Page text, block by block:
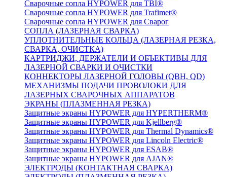
Сварочные сопла HYPOWER для TBI®
Сварочные сопла HYPOWER для Trafimet®
Сварочные сопла HYPOWER для Сварог
СОПЛА (ЛАЗЕРНАЯ СВАРКА)
УПЛОТНИТЕЛЬНЫЕ КОЛЬЦА (ЛАЗЕРНАЯ РЕЗКА,
СВАРКА, ОЧИСТКА)
КАРТРИДЖИ, ДЕРЖАТЕЛИ И ОБЪЕКТИВЫ ДЛЯ
ЛАЗЕРНОЙ СВАРКИ И ОЧИСТКИ
КОННЕКТОРЫ ЛАЗЕРНОЙ ГОЛОВЫ (QBH, QD)
МЕХАНИЗМЫ ПОДАЧИ ПРОВОЛОКИ ДЛЯ
ЛАЗЕРНЫХ СВАРОЧНЫХ АППАРАТОВ
ЭКРАНЫ (ПЛАЗМЕННАЯ РЕЗКА)
Защитные экраны HYPOWER для HYPERTHERM®
Защитные экраны HYPOWER для Kjellberg®
Защитные экраны HYPOWER для Thermal Dynamics®
Защитные экраны HYPOWER для Lincoln Electric®
Защитные экраны HYPOWER для ESAB®
Защитные экраны HYPOWER для AJAN®
ЭЛЕКТРОДЫ (КОНТАКТНАЯ СВАРКА)